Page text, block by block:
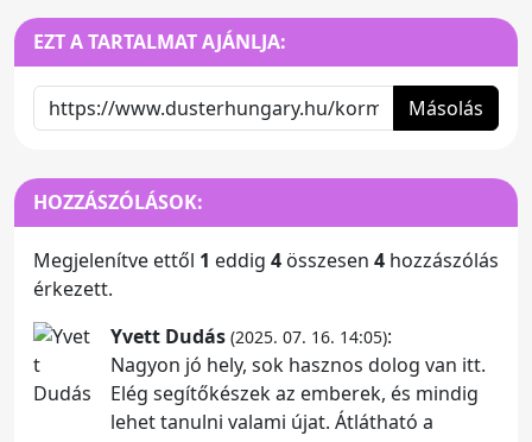
EZT A TARTALMAT AJÁNLJA:
Másolás
HOZZÁSZÓLÁSOK:
Megjelenítve ettől 1 eddig 4 összesen 4 hozzászólás
érkezett.
Yvett Dudás (2025. 07. 16. 14:05):
Nagyon jó hely, sok hasznos dolog van itt.
Elég segítőkészek az emberek, és mindig
lehet tanulni valami újat. Átlátható a